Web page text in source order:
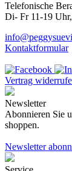
Telefonische
Di- Fr 11-19
Kontaktformular
Vertrag
Newsletter
Abonnieren Sie
shoppen.
Newsletter